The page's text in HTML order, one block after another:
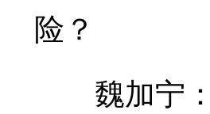
险？
魏加宁：